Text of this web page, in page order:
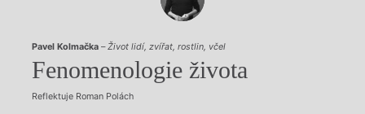
Rozhovory
Dokument
Výroční ceny
Pavel Kolmačka–Život lidí, zvířat, rostlin, včel
Fenomenologie života
Reflektuje Roman Polách